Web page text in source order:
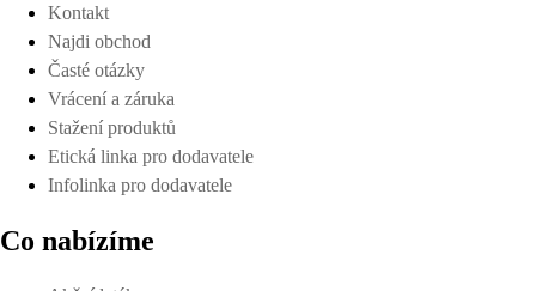
Kontakt
Najdi obchod
Časté otázky
Vrácení a záruka
Stažení produktů
Etická linka pro dodavatele
Infolinka pro dodavatele
Co nabízíme